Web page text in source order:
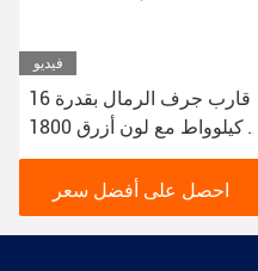
فيديو
قارب جرف الرمال بقدرة 16
كيلوواط مع لون أزرق 1800
م 3 / ساعة للجرف النهري
YSCSD350
احصل على أفضل سعر